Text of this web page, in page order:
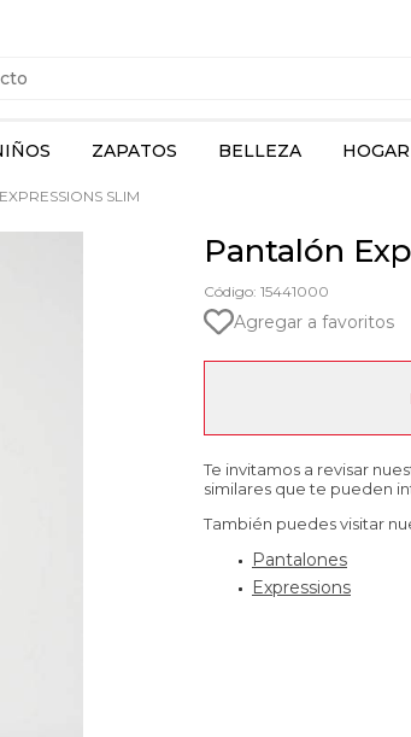
ZAPATOS BELLEZA HOGAR
SLIM
Pantalón
Código: 15441000
Agregar a favoritos
Te invitamos a revisar
similares que te pueden
También puedes visitar
Pantalones
Expressions